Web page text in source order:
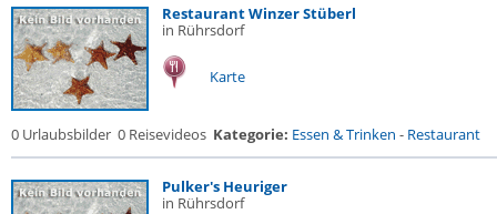
Restaurant Winzer Stüberl
in Rührsdorf
Karte
0 Urlaubsbilder 0 Reisevideos Kategorie: Essen & Trinken - Restaurant
Pulker's Heuriger
in Rührsdorf